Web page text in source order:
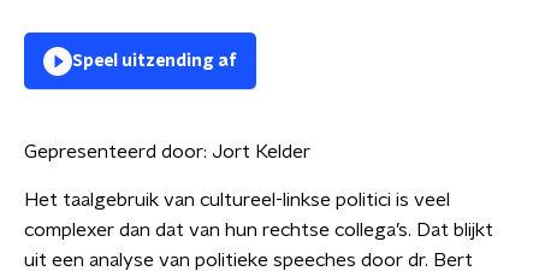
Speel uitzending af
Gepresenteerd door: Jort Kelder
Het taalgebruik van cultureel-linkse politici is veel
complexer dan dat van hun rechtse collega’s. Dat blijkt
uit een analyse van politieke speeches door dr. Bert